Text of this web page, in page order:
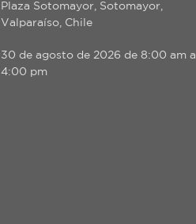
Plaza Sotomayor, Sotomayor,
Valparaíso, Chile
30 de agosto de 2026 de 8:00 am a
4:00 pm